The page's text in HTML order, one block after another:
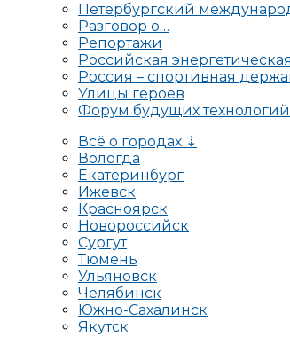
Петербургский
Разговор о…
Репортажи
Российская
Россия – спортивная
Улицы героев
Форум будущих
Всё о городах ⇣
Вологда
Екатеринбург
Ижевск
Красноярск
Новороссийск
Сургут
Тюмень
Ульяновск
Челябинск
Южно-Сахалинск
Якутск